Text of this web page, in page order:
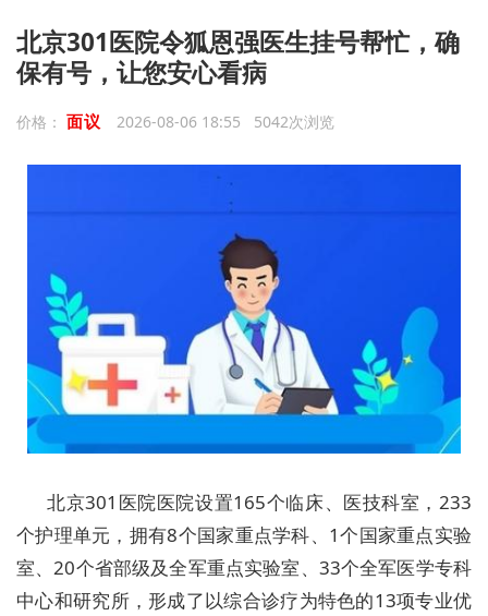
北京301医院令狐恩强医生挂号帮忙，确
保有号，让您安心看病
价格： 面议 2026-08-06 18:55 5042次浏览
北京301医院医院设置165个临床、医技科室，233
个护理单元，拥有8个国家重点学科、1个国家重点实验
室、20个省部级及全军重点实验室、33个全军医学专科
中心和研究所，形成了以综合诊疗为特色的13项专业优